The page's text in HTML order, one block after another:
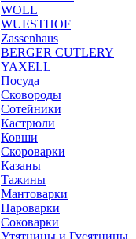
WOLL
WUESTHOF
Zassenhaus
BERGER CUTLERY
YAXELL
Посуда
Сковороды
Сотейники
Кастрюли
Ковши
Скороварки
Казаны
Тажины
Мантоварки
Пароварки
Соковарки
Утятницы и Гусятницы